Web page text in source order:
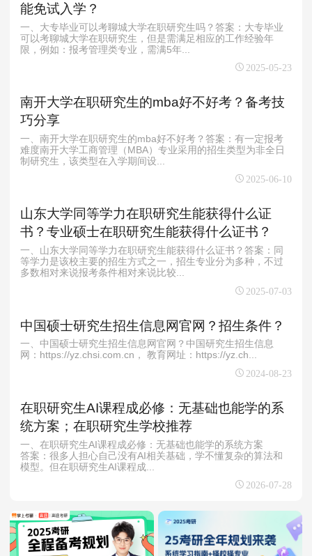
能免试入学？
一、大专毕业可以考聊城大学在职研究生吗？答案：大专毕业
可以考聊城大学在职研究生，但是需满足相应的工作经验年
限，例如：报考管理类专业，需满5年...
2025-05-23
南开大学在职研究生的mba好不好考？备考技
巧分享
一、南开大学在职研究生的mba好不好考？答案：有一定报考
难度南开大学工商管理（MBA）专业采用的招生类型为非全日
制研究生，该类型在入学期间设...
2025-06-10
山东大学同等学力在职研究生能获得什么证
书？专业硕士在职研究生能获得什么证书？
一、山东大学同等学力在职研究生能获得什么证书？答案：同
等学力是该校主要的招生方式之一，招生专业分为多种，不过
多数相对来说报考条件相对来说比较...
2025-07-03
中国硕士研究生招生信息网官网？招生条件？
一、中国硕士研究生招生信息网官网？中国研究生招生信息
网：https://yz.chsi.com.cn， 教育网址：https://yz.ch...
2024-08-23
在职研究生AI课程成必修：无基础也能学的系
统方案；在职研究生学校推荐
一、在职研究生AI课程成必修：无基础也能学的系统方案
答案：很多人担心自己没有AI相关基础，学不懂复杂的算法和
模型。但在职研究生AI课程成...
2026-07-28